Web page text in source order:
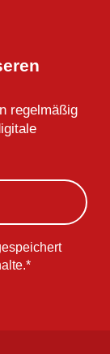
regelmäßig